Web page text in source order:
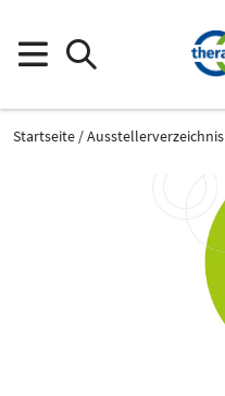
Startseite Ausstellerverzeichnis